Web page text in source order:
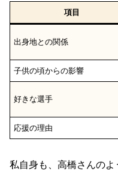
項目
出身地との関係
子供の頃からの影響
好きな選手
応援の理由
私自身も、高橋さんの